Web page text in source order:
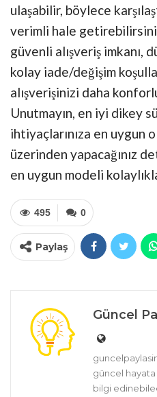
ulaşabilir, böylece
verimli hale
güvenli alışveriş imkanı,
kolay iade/değişim
alışverişinizi daha
Unutmayın, en iyi dikey
ihtiyaçlarınıza en uygun
üzerinden yapacağınız
en uygun modeli
0
495
Paylaş
Güncel
güncel
bilgi